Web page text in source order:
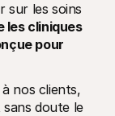
sur les soins
les cliniques
pour
nos clients,
sans doute le